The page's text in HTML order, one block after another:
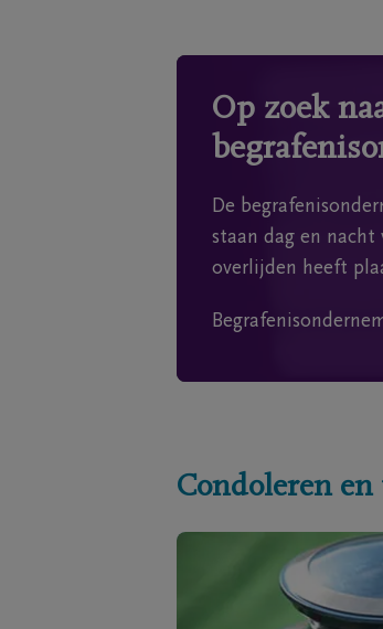
Op zoek
De
staan dag en nacht
overlijden heeft
Condoleren